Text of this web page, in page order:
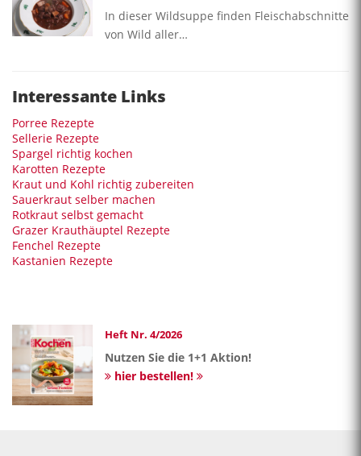
In dieser Wildsuppe finden Fleischabschnitte
von Wild aller…
Interessante Links
Porree Rezepte
Sellerie Rezepte
Spargel richtig kochen
Karotten Rezepte
Kraut und Kohl richtig zubereiten
Sauerkraut selber machen
Rotkraut selbst gemacht
Grazer Krauthäuptel Rezepte
Fenchel Rezepte
Kastanien Rezepte
Heft Nr. 4/2026
Nutzen Sie die 1+1 Aktion!
hier bestellen!